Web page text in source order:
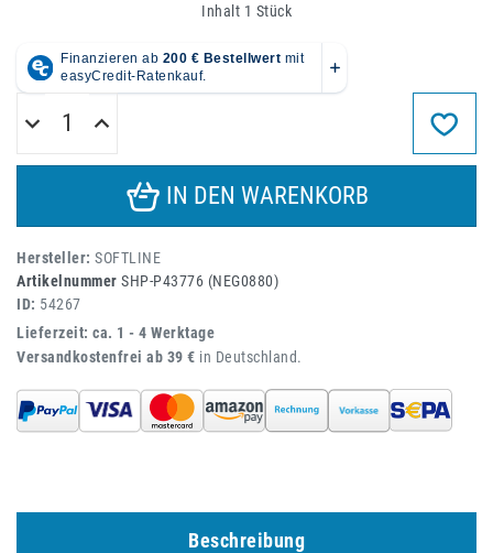
Inhalt 1 Stück
IN DEN WARENKORB
Hersteller: SOFTLINE
Artikelnummer SHP-P43776 (NEG0880)
ID: 54267
Lieferzeit: ca. 1 - 4 Werktage
Versandkostenfrei ab 39 € in Deutschland.
Beschreibung